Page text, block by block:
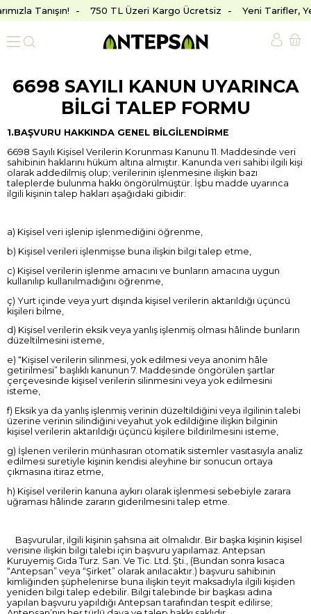
Tanışın! 750 TL Üzeri Kargo Ücretsiz Yeni Tarifler,
6698 SAYILI KANUN UYARINCA
BİLGİ TALEP FORMU
1.BAŞVURU HAKKINDA GENEL BİLGİLENDİRME
6698 Sayılı Kişisel Verilerin Korunması Kanunu 11. Maddesinde veri
sahibinin haklarını hüküm altına almıştır. Kanunda veri sahibi ilgili kişi
olarak addedilmiş olup; verilerinin işlenmesine ilişkin bazı
taleplerde bulunma hakkı öngörülmüştür. İşbu madde uyarınca
ilgili kişinin talep hakları aşağıdaki gibidir:
a) Kişisel veri işlenip işlenmediğini öğrenme,
b) Kişisel verileri işlenmişse buna ilişkin bilgi talep etme,
c) Kişisel verilerin işlenme amacını ve bunların amacına uygun
kullanılıp kullanılmadığını öğrenme,
ç) Yurt içinde veya yurt dışında kişisel verilerin aktarıldığı üçüncü
kişileri bilme,
d) Kişisel verilerin eksik veya yanlış işlenmiş olması hâlinde bunların
düzeltilmesini isteme,
e) “Kişisel verilerin silinmesi, yok edilmesi veya anonim hâle
getirilmesi” başlıklı kanunun 7. Maddesinde öngörülen şartlar
çerçevesinde kişisel verilerin silinmesini veya yok edilmesini
isteme,
f) Eksik ya da yanlış işlenmiş verinin düzeltildiğini veya ilgilinin talebi
üzerine verinin silindiğini veyahut yok edildiğine ilişkin bilginin
kişisel verilerin aktarıldığı üçüncü kişilere bildirilmesini isteme,
g) İşlenen verilerin münhasıran otomatik sistemler vasıtasıyla analiz
edilmesi suretiyle kişinin kendisi aleyhine bir sonucun ortaya
çıkmasına itiraz etme,
h) Kişisel verilerin kanuna aykırı olarak işlenmesi sebebiyle zarara
uğraması hâlinde zararın giderilmesini talep etme.
Başvurular, ilgili kişinin şahsına ait olmalıdır. Bir başka kişinin kişisel
verisine ilişkin bilgi talebi için başvuru yapılamaz. Antepsan
Kuruyemiş Gıda Turz. San. Ve Tic. Ltd. Şti., (Bundan sonra kısaca
“Antepsan” veya “Şirket” olarak anılacaktır.) başvuru sahibinin
kimliğinden şüphelenirse buna ilişkin teyit maksadıyla ilgili kişiden
yeniden bilgi talep edebilir. Bilgi talebinde bir başkası adına
yapılan başvuru yapıldığı Antepsan tarafından tespit edilirse;